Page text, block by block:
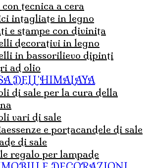
con tecnica a cera
intagliate in legno
e stampe con divinita
decorativi in legno
in bassorilievo dipinti
ad olio
DELL'HIMALAYA
vari di sale
e portacandele di sale
di sale
regalo per lampade